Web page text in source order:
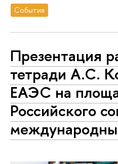
События
Презентация
тетради А.С.
ЕАЭС на
Российского